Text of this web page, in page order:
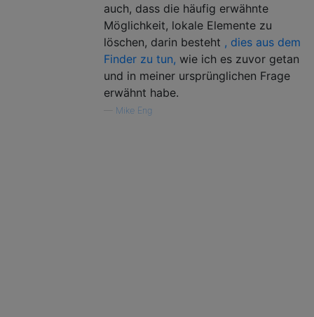
auch, dass die häufig erwähnte
Möglichkeit, lokale Elemente zu
löschen, darin besteht , dies aus dem
Finder zu tun, wie ich es zuvor getan
und in meiner ursprünglichen Frage
erwähnt habe.
Mike Eng